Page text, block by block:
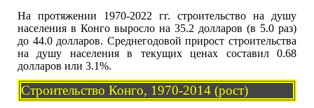
На протяжении 1970-2022 гг. строительство на душу
населения в Конго выросло на 35.2 долларов (в 5.0 раз)
до 44.0 долларов. Среднегодовой прирост строительства
на душу населения в текущих ценах составил 0.68
долларов или 3.1%.
Строительство Конго, 1970-2014 (рост)